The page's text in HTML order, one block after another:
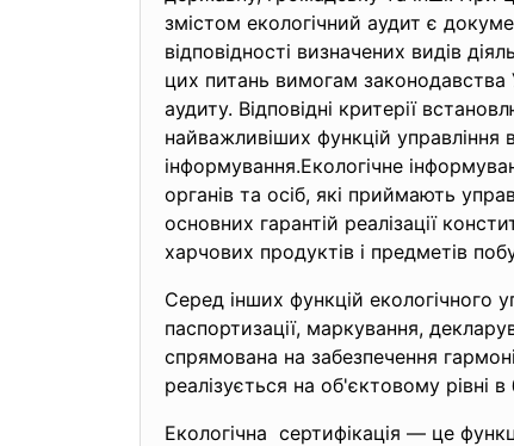
змістом екологічний аудит є
відповідності визначених видів
цих питань вимогам
аудиту. Відповідні критерії
найважливіших функцій
інформування.Екологічне
органів та осіб, які приймають
основних гарантій реалізації
харчових продуктів і предметів
Серед інших функцій екологічного
паспортизації, маркування,
спрямована на забезпечення
реалізується на об'єктовому рівні
Екологічна сертифікація — це